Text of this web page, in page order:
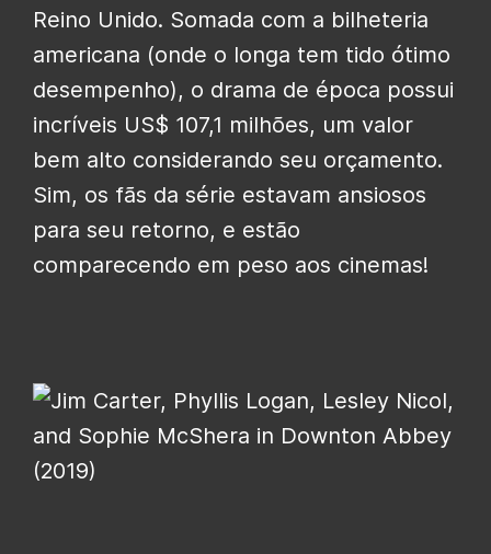
Reino Unido. Somada com a bilheteria
americana (onde o longa tem tido ótimo
desempenho), o drama de época possui
incríveis US$ 107,1 milhões, um valor
bem alto considerando seu orçamento.
Sim, os fãs da série estavam ansiosos
para seu retorno, e estão
comparecendo em peso aos cinemas!